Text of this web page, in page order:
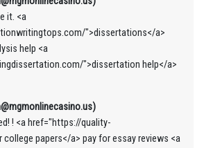
it. <a
">dissertations</a>
help <a
">dissertation help</a>
! <a href="https://quality-
papers</a> pay for essay reviews <a